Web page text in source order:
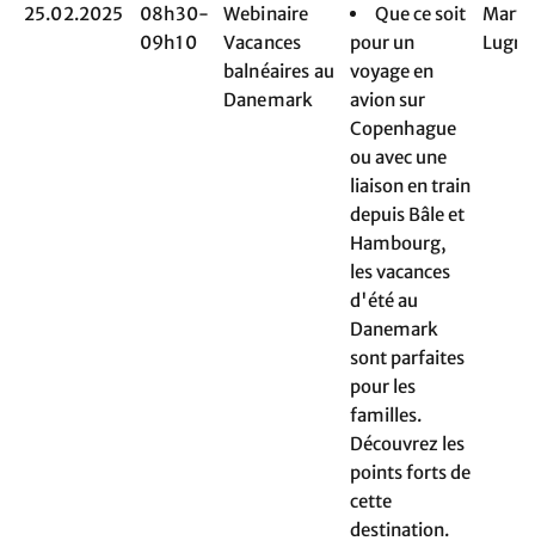
25.02.2025
08h30-
09h10
Webinaire
Vacances
balnéaires au
Danemark
Que ce soit
pour un
voyage en
avion sur
Copenhague
ou avec une
liaison en train
depuis Bâle et
Hambourg,
les vacances
d'été au
Danemark
sont parfaites
pour les
familles.
Découvrez les
points forts de
cette
destination.